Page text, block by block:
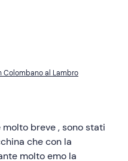
Colombano al Lambro
breve , sono stati
che con la
molto emo la